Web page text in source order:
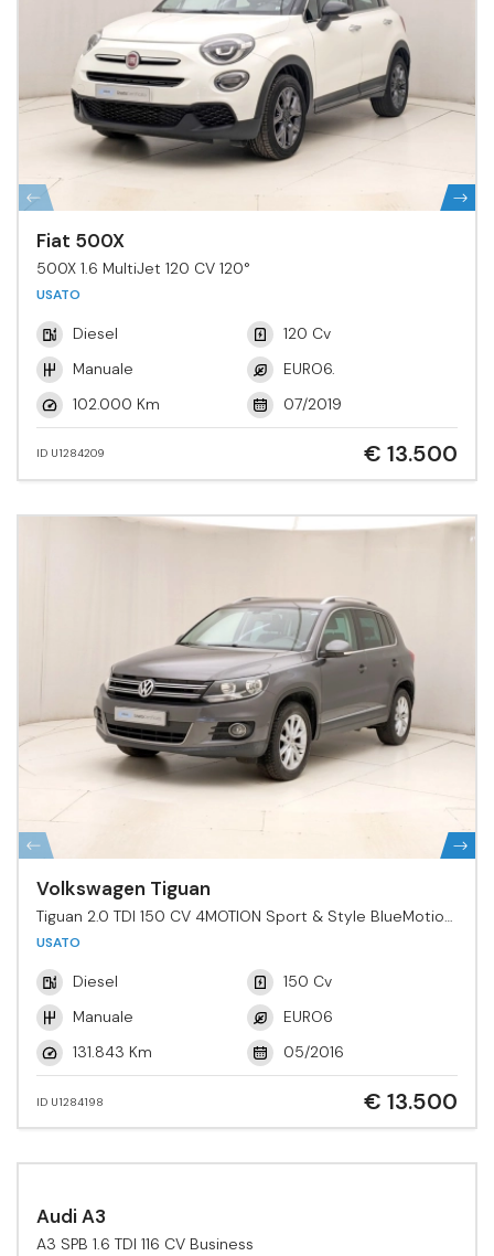
Fiat 500X
500X 1.6 MultiJet 120 CV 120°
USATO
Diesel
120 Cv
Manuale
EURO6.
102.000 Km
07/2019
ID U1284209 € 13.500
Volkswagen Tiguan
Tiguan 2.0 TDI 150 CV 4MOTION Sport & Style BlueMotion
Tech.
USATO
Diesel
150 Cv
Manuale
EURO6
131.843 Km
05/2016
ID U1284198 € 13.500
Audi A3
A3 SPB 1.6 TDI 116 CV Business